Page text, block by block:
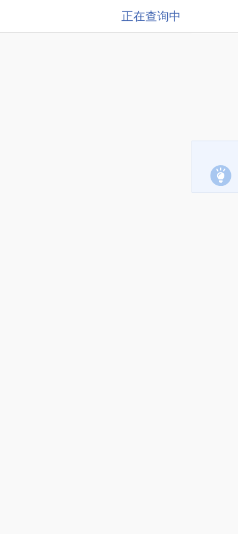
正在查询中